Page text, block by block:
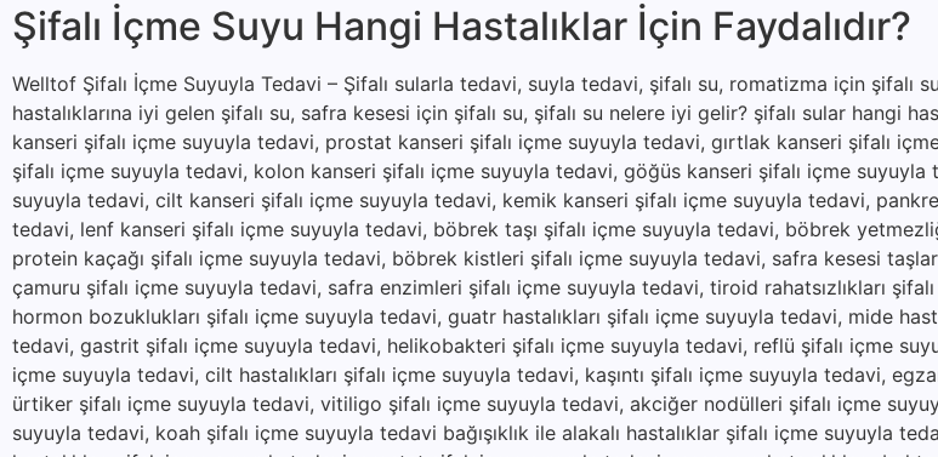
Şifalı İçme Suyu Hangi Hastalıklar İçin Faydalıdır?
Welltof Şifalı İçme Suyuyla Tedavi – Şifalı sularla tedavi, suyla tedavi, şifalı su, romatizma için şifalı
hastalıklarına iyi gelen şifalı su, safra kesesi için şifalı su, şifalı su nelere iyi gelir? şifalı sular hangi
kanseri şifalı içme suyuyla tedavi, prostat kanseri şifalı içme suyuyla tedavi, gırtlak kanseri şifalı
şifalı içme suyuyla tedavi, kolon kanseri şifalı içme suyuyla tedavi, göğüs kanseri şifalı içme suyuyla
suyuyla tedavi, cilt kanseri şifalı içme suyuyla tedavi, kemik kanseri şifalı içme suyuyla tedavi,
tedavi, lenf kanseri şifalı içme suyuyla tedavi, böbrek taşı şifalı içme suyuyla tedavi, böbrek
protein kaçağı şifalı içme suyuyla tedavi, böbrek kistleri şifalı içme suyuyla tedavi, safra kesesi
çamuru şifalı içme suyuyla tedavi, safra enzimleri şifalı içme suyuyla tedavi, tiroid rahatsızlıkları
hormon bozuklukları şifalı içme suyuyla tedavi, guatr hastalıkları şifalı içme suyuyla tedavi, mide
tedavi, gastrit şifalı içme suyuyla tedavi, helikobakteri şifalı içme suyuyla tedavi, reflü şifalı içme
içme suyuyla tedavi, cilt hastalıkları şifalı içme suyuyla tedavi, kaşıntı şifalı içme suyuyla tedavi,
ürtiker şifalı içme suyuyla tedavi, vitiligo şifalı içme suyuyla tedavi, akciğer nodülleri şifalı içme
suyuyla tedavi, koah şifalı içme suyuyla tedavi bağışıklık ile alakalı hastalıklar şifalı içme suyuyla